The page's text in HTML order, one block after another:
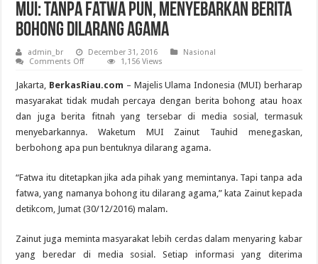
MUI: Tanpa Fatwa pun, Menyebarkan Berita
Bohong Dilarang Agama
admin_br December 31, 2016
Nasional
Comments Offon
Tanpa
Fatwa
pun,
Menyebarkan
Berita
Dilarang
Agama
1,156 Views
Jakarta, BerkasRiau.com – Majelis Ulama Indonesia (MUI) berharap
masyarakat tidak mudah percaya dengan berita bohong atau hoax
dan juga berita fitnah yang tersebar di media sosial, termasuk
menyebarkannya. Waketum MUI Zainut Tauhid menegaskan,
berbohong apa pun bentuknya dilarang agama.
“Fatwa itu ditetapkan jika ada pihak yang memintanya. Tapi tanpa ada
fatwa, yang namanya bohong itu dilarang agama,” kata Zainut kepada
detikcom, Jumat (30/12/2016) malam.
Zainut juga meminta masyarakat lebih cerdas dalam menyaring kabar
yang beredar di media sosial. Setiap informasi yang diterima